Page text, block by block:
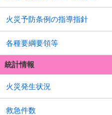
火災予防条例の指導指針
各種要綱要領等
統計情報
火災発生状況
救急件数